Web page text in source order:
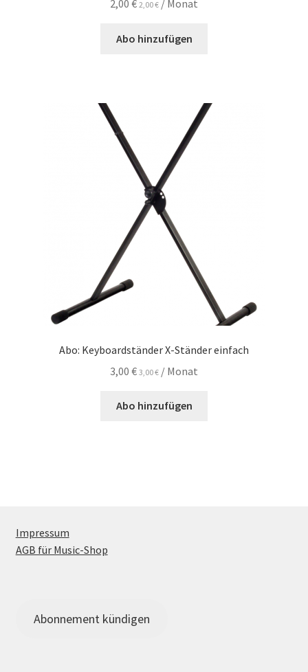
2,00 € 2,00€ / Monat
Abo hinzufügen
Abo: Keyboardständer X-Ständer einfach
3,00 € 3,00€ / Monat
Abo hinzufügen
Impressum
AGB für Music-Shop
Abonnement kündigen